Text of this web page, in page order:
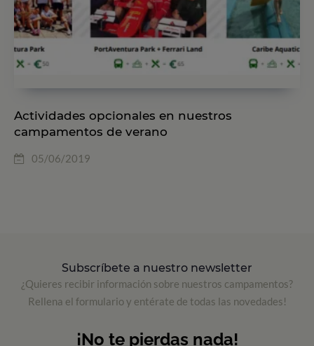
Actividades opcionales en nuestros
campamentos de verano
05/06/2019
Subscríbete a nuestro newsletter
¿Quieres recibir información sobre nuestros campamentos?
Rellena el formulario y entérate de todas las novedades!